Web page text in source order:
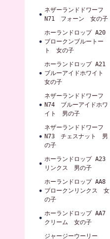
ネザーランドドワーフ
N71 フォーン 女の子
ホーランドロップ A20
ブロークンブルートー
ト 女の子
ホーランドロップ A21
ブルーアイドホワイト
女の子
ネザーランドドワーフ
N74 ブルーアイドホワ
イト 男の子
ネザーランドドワーフ
N73 チェスナット 男
の子
ホーランドロップ A23
リンクス 男の子
ホーランドロップ AA8
ブロークンリンクス 女
の子
ホーランドロップ AA7
クリーム 女の子
ジャージーウーリー